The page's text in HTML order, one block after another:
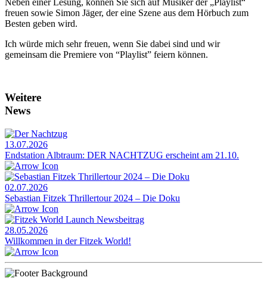
freuen sowie Simon Jäger, der eine Szene aus dem Hörbuch zum
Besten geben wird.
Ich würde mich sehr freuen, wenn Sie dabei sind und wir
gemeinsam die Premiere von “Playlist” feiern können.
Weitere
News
13.07.2026
Endstation Albtraum: DER NACHTZUG erscheint am 21.10.
02.07.2026
Sebastian Fitzek Thrillertour 2024 – Die Doku
28.05.2026
Willkommen in der Fitzek World!